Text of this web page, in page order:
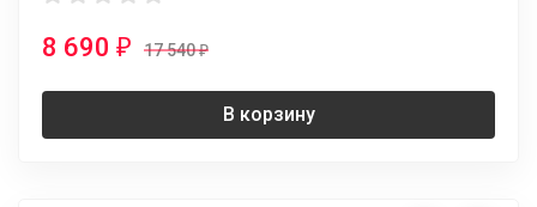
8 690 ₽ 17 540₽
В корзину